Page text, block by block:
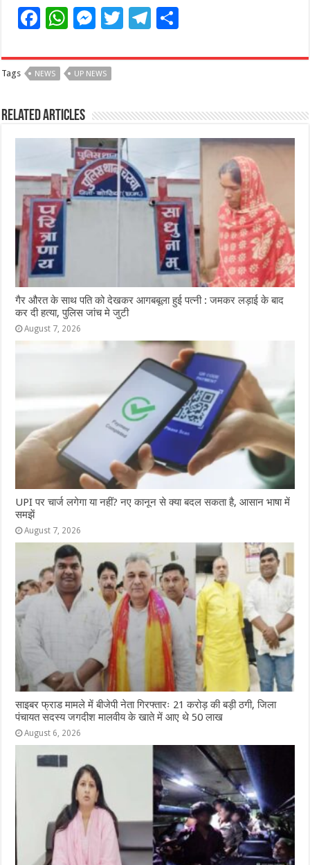
F
c
e
b
o
k
W
at
s
A
p
p
M
ss
e
n
g
e
r
T
itt
r
T
e
ra
m
ar
Tags NEWS UP NEWS
Related Articles
गैर औरत के साथ पति को देखकर आगबबूला हुई पत्नी : जमकर लड़ाई के बाद
कर दी हत्या, पुलिस जांच मे जुटी
August 7, 2026
UPI पर चार्ज लगेगा या नहीं? नए कानून से क्या बदल सकता है, आसान भाषा में
समझें
August 7, 2026
साइबर फ्राड मामले में बीजेपी नेता गिरफ्तारः 21 करोड़ की बड़ी ठगी, जिला
पंचायत सदस्य जगदीश मालवीय के खाते में आए थे 50 लाख
August 6, 2026